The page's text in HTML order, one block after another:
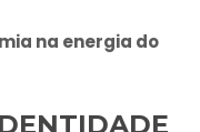
na energia do